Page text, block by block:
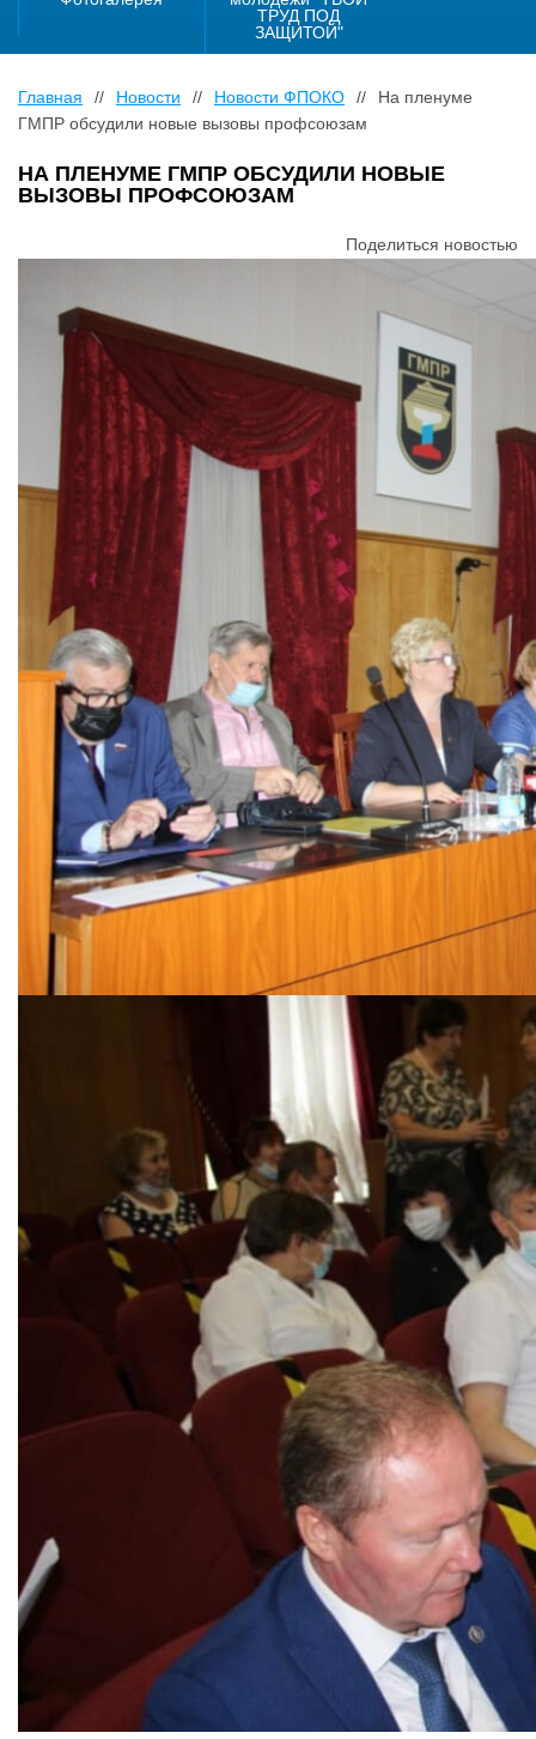
ТРУД ПОД
ЗАЩИТОЙ"
Главная // Новости // Новости ФПОКО //
На пленуме
ГМПР обсудили новые вызовы профсоюзам
НА ПЛЕНУМЕ ГМПР ОБСУДИЛИ НОВЫЕ
ВЫЗОВЫ ПРОФСОЮЗАМ
Поделиться новостью